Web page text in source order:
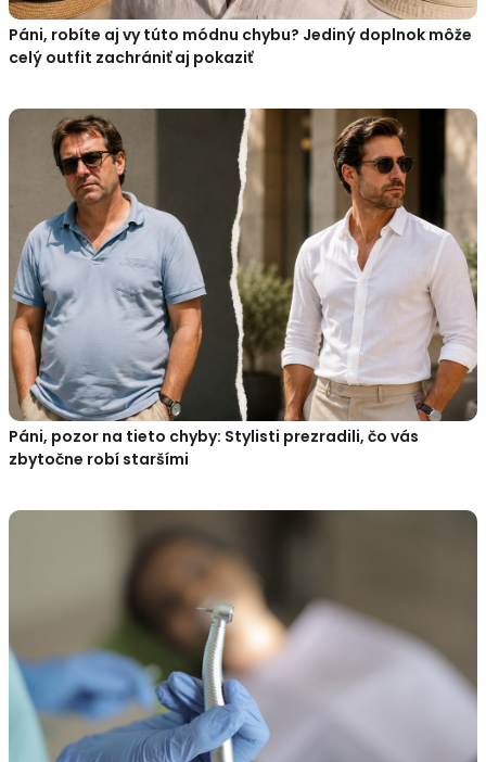
Páni, robíte aj vy túto módnu chybu? Jediný doplnok môže
celý outfit zachrániť aj pokaziť
Páni, pozor na tieto chyby: Stylisti prezradili, čo vás
zbytočne robí staršími